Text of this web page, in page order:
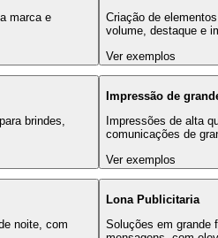
marca e
Criação de
volume, destaque e
Ver exemplos
brindes,
Impressão de
Impressões de alta
comunicações de
Ver exemplos
noite, com
Lona Publicitaria
Soluções em grande